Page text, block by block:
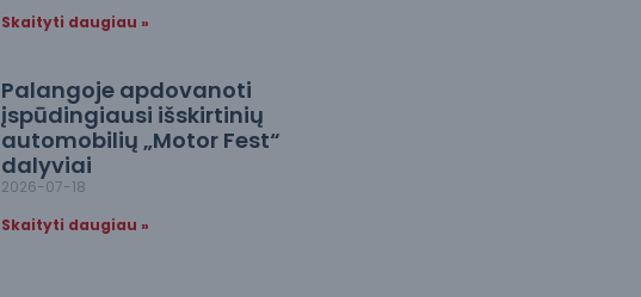
Skaityti daugiau »
Palangoje apdovanoti
įspūdingiausi išskirtinių
automobilių „Motor Fest“
dalyviai
2026-07-18
Skaityti daugiau »